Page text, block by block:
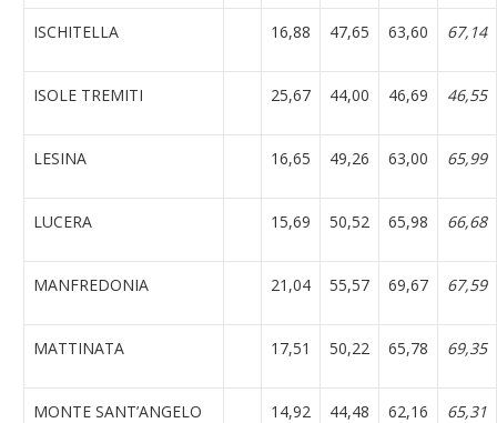
ISCHITELLA 16,88 47,65 63,60 67,14
ISOLE TREMITI 25,67 44,00 46,69 46,55
LESINA 16,65 49,26 63,00 65,99
LUCERA 15,69 50,52 65,98 66,68
MANFREDONIA 21,04 55,57 69,67 67,59
MATTINATA 17,51 50,22 65,78 69,35
MONTE SANT’ANGELO 14,92 44,48 62,16 65,31